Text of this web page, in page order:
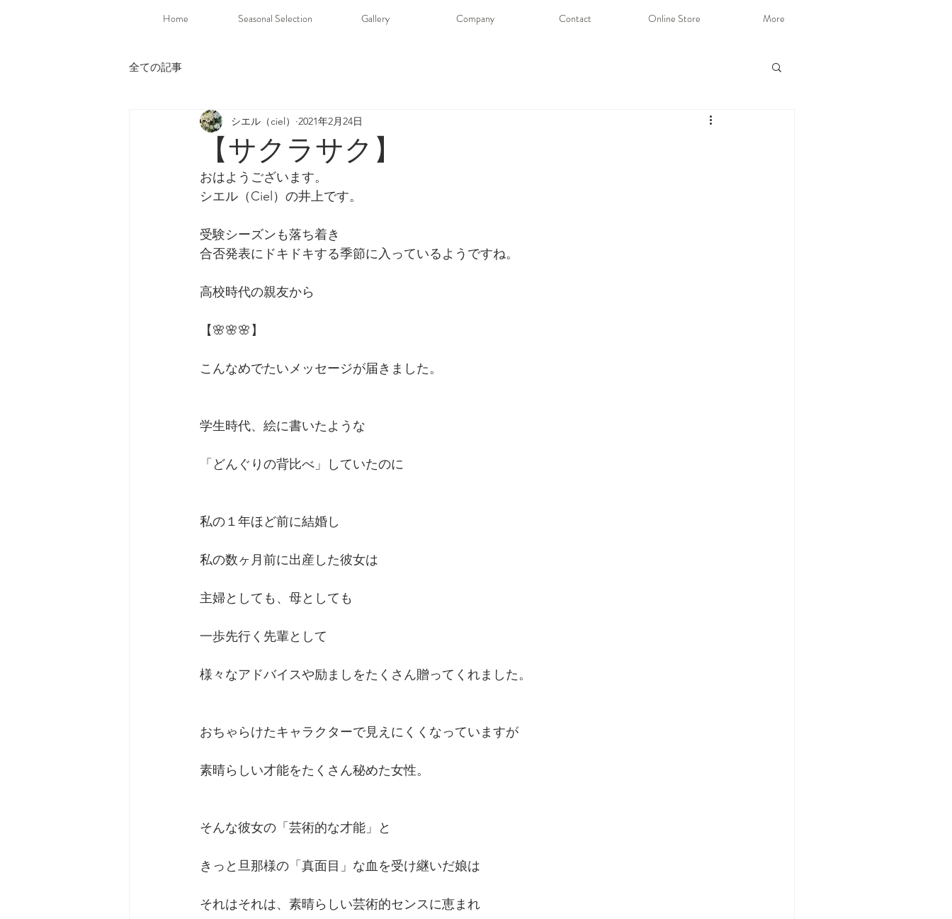
Home Seasonal Selection Gallery Company Contact Online Store More
全ての記事
【サクラサク】
シエル（ciel） 2021年2月24日
おはようございます。
シエル（Ciel）の井上です。
受験シーズンも落ち着き
合否発表にドキドキする季節に入っているようですね。
高校時代の親友から
【🌸🌸🌸】
こんなめでたいメッセージが届きました。
学生時代、絵に書いたような
「どんぐりの背比べ」していたのに
私の１年ほど前に結婚し
私の数ヶ月前に出産した彼女は
主婦としても、母としても
一歩先行く先輩として
様々なアドバイスや励ましをたくさん贈ってくれました。
おちゃらけたキャラクターで見えにくくなっていますが
素晴らしい才能をたくさん秘めた女性。
そんな彼女の「芸術的な才能」と
きっと旦那様の「真面目」な血を受け継いだ娘は
それはそれは、素晴らしい芸術的センスに恵まれ